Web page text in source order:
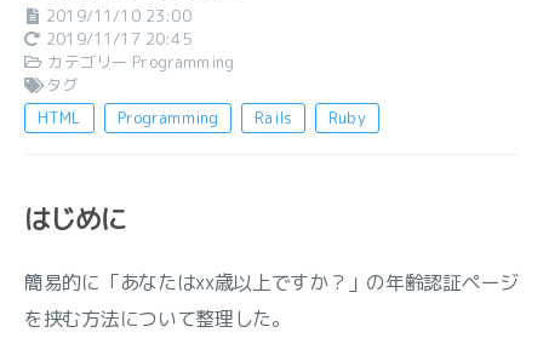
2019/11/10 23:00
2019/11/17 20:45
カテゴリー Programming
タグ
HTML
Programming Rails Ruby
はじめに
簡易的に「あなたはxx歳以上ですか？」の年齢認証ページ
を挟む方法について整理した。